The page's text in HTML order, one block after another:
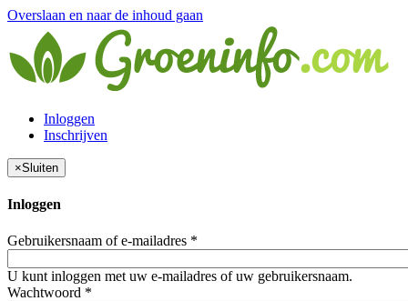
Overslaan en naar de inhoud gaan
Inloggen
Inschrijven
×Sluiten
Inloggen
Gebruikersnaam of e-mailadres *
U kunt inloggen met uw e-mailadres of uw gebruikersnaam.
Wachtwoord *